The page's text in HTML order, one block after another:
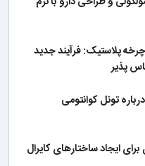
پلاستیک: فرآیند جدید
پذیر
تونل کوانتومی
ایجاد ساختارهای کایرال